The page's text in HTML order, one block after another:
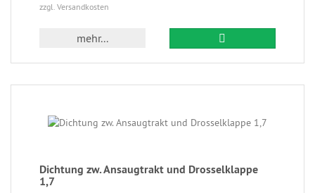
zzgl. Versandkosten
mehr...
Dichtung zw. Ansaugtrakt und Drosselklappe
1,7